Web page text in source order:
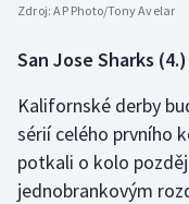
Zdroj:AP Photo/Tony Avelar
San Jose Sharks
Kalifornské derby
sérií celého prvního
potkali o kolo
jednobrankovým